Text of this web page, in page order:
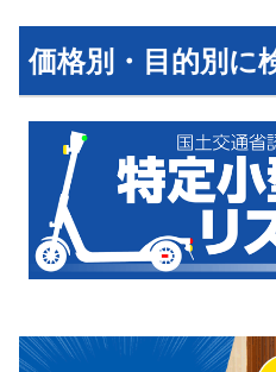
お問い合せ
広告掲載につ
価格別・目的別に